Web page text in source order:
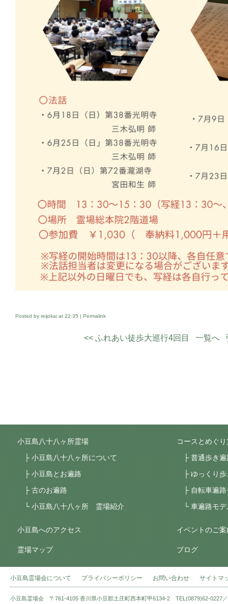
Posted by reijokai at 22:35 | Permalink
<< ふれあい徒歩大巡行4回目 一覧へ
小豆島八十八ヶ所霊場
小豆島八十八ヶ所について
小豆島とお遍路
古のお遍路
小豆島八十八ヶ所 霊場紹介
小豆島へのアクセス
霊場マップ
コースとめぐ
普通歩き
ゆっくり
自転車遍
車遍路モ
イベントのご案
ブログ
小豆島霊場会について プライバシーポリシー お問い合わせ サイトマ
小豆島霊場会 〒761-4105 香川県小豆郡土庄町西本町甲6134-2 TEL(0879)62-0227／